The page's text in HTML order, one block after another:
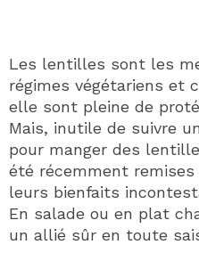
Les lentilles sont les
régimes végétariens et
elle sont pleine de
Mais, inutile de suivre
pour manger des
été récemment
leurs bienfaits
En salade ou en plat
un allié sûr en toute